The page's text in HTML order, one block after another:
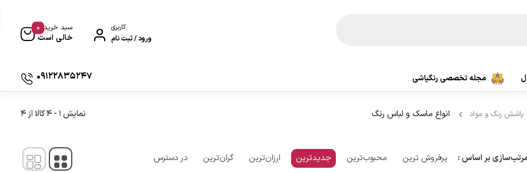
کاربری
ورود / ثبت نام
سبد خرید
خالی است
0
پیستوله پاشش مواد
پیستوله قیر پاش
پیستوله دو جزئی
مجله تخصصی رنگپاشی 09122835247
پاشش رنگ و مواد انواع ماسک و لباس رنگ نمایش1
-
4کالا از4
بر اساس : پرفروش ترین محبوب‌ترین جدیدترین ارزان‌ترین گران‌ترین در دسترس